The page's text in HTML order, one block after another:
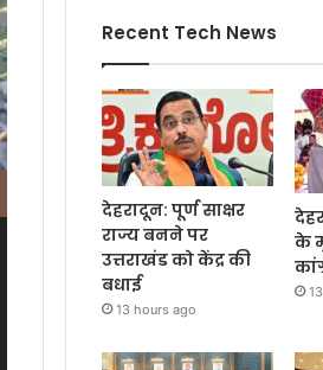
Recent Tech News
देहरादून: पूर्ण साक्षर
राज्य बनने पर
उत्तराखंड को केंद्र की
बधाई
13 hours ago
के